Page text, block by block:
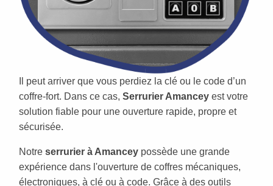
Il peut arriver que vous perdiez la clé ou le code d’un
coffre-fort. Dans ce cas, Serrurier Amancey est votre
solution fiable pour une ouverture rapide, propre et
sécurisée.
Notre serrurier à Amancey possède une grande
expérience dans l'ouverture de coffres mécaniques,
électroniques, à clé ou à code. Grâce à des outils